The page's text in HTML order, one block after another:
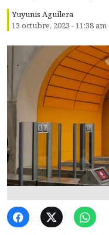
Yuyunis Aguilera
13 octubre, 2023 - 11:38 am